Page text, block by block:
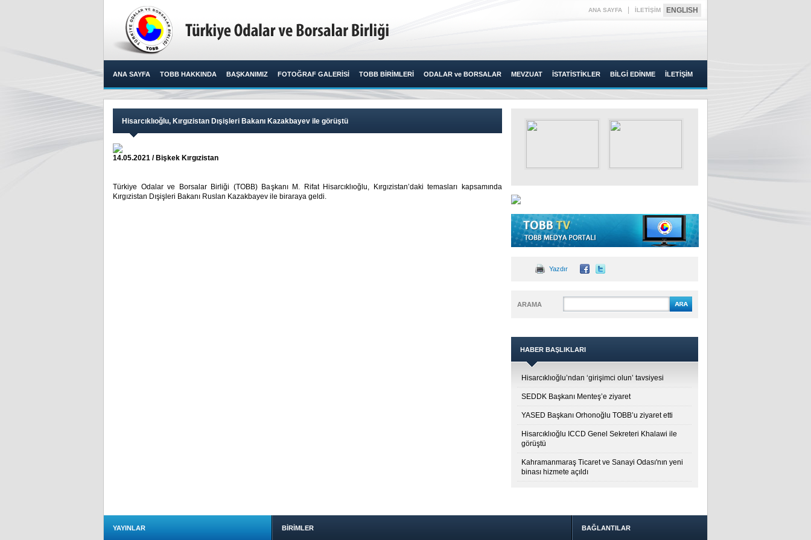
ANA SAYFA İLETİŞİM ENGLISH
ANA SAYFA TOBB HAKKINDA BAŞKANIMIZ FOTOĞRAF GALERİSİ TOBB BİRİMLERİ ODALAR ve BORSALAR MEVZUAT İSTATİSTİKLER BİLGİ EDİNME İLETİŞİM
Hisarcıklıoğlu, Kırgızistan Dışişleri Bakanı Kazakbayev ile görüştü
14.05.2021 / Bişkek Kırgızistan
Türkiye Odalar ve Borsalar Birliği (TOBB) Başkanı M. Rifat Hisarcıklıoğlu, Kırgızistan’daki temasları kapsamında
Kırgızistan Dışişleri Bakanı Ruslan Kazakbayev ile biraraya geldi.​
Yazdır
ARAMA
HABER BAŞLIKLARI
Hisarcıklıoğlu’ndan ‘girişimci olun’ tavsiyesi
SEDDK Başkanı Menteş’e ziyaret
YASED Başkanı Orhonoğlu TOBB’u ziyaret etti
Hisarcıklıoğlu ICCD Genel Sekreteri Khalawi ile
görüştü
Kahramanmaraş Ticaret ve Sanayi Odası'nın yeni
binası hizmete açıldı
YAYINLAR BİRİMLER BAĞLANTILAR